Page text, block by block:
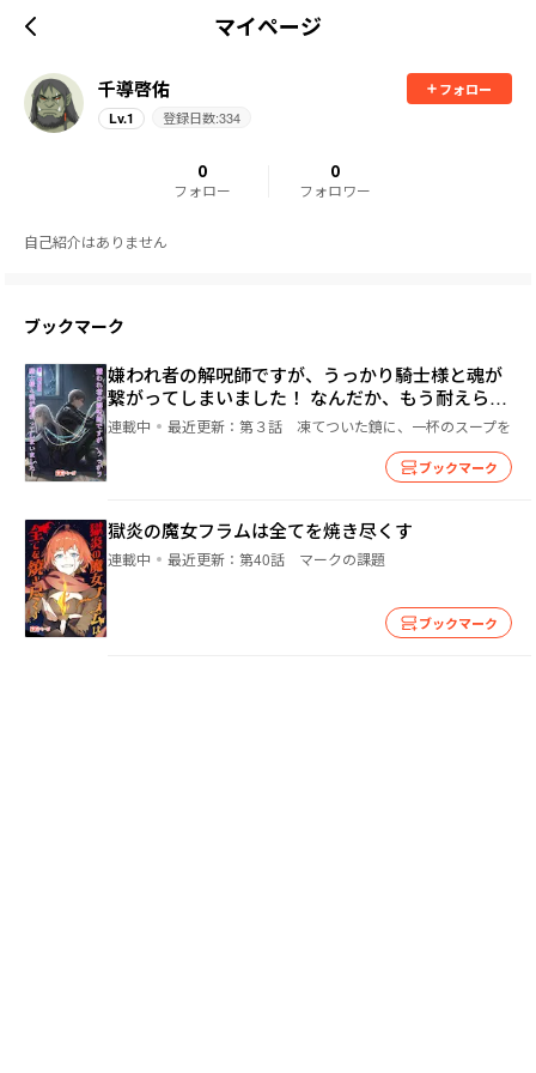
マイページ
千導啓佑
フォロー
Lv.1 登録日数:334
0
フォロー
0
フォロワー
自己紹介はありません
ブックマーク
嫌われ者の解呪師ですが、うっかり騎士様と魂が
繋がってしまいました！ なんだか、もう耐えられ
ません！
連載中 最近更新： 第３話 凍てついた鏡に、一杯のスープを
ブックマーク
獄炎の魔女フラムは全てを焼き尽くす
連載中 最近更新： 第40話 マークの課題
ブックマーク